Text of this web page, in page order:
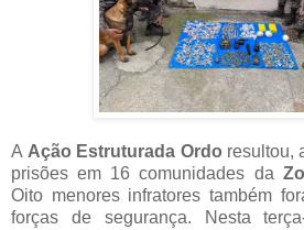
AAção Estruturada Ordo resultou,
prisões em 16 comunidades da
Oito menores infratores também
forças de segurança. Nesta